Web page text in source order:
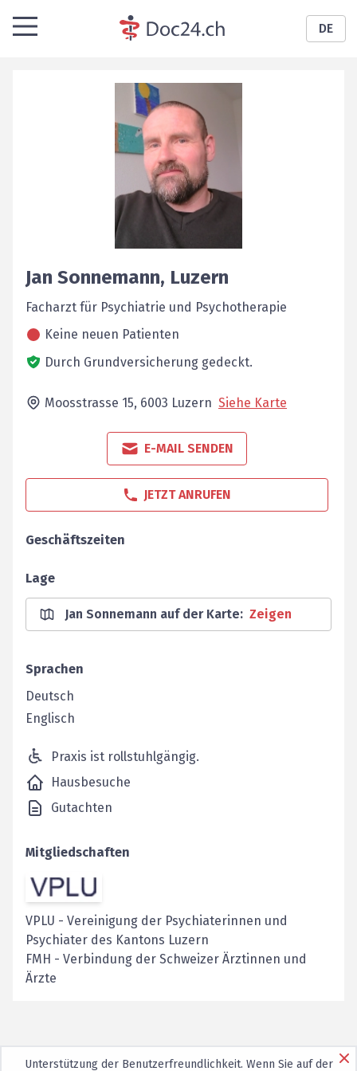
DE
Jan Sonnemann, Luzern
Facharzt für Psychiatrie und Psychotherapie
Keine neuen Patienten
Durch Grundversicherung gedeckt.
Moosstrasse 15, 6003 Luzern Siehe Karte
E-MAIL SENDEN
JETZT ANRUFEN
Geschäftszeiten
Lage
Jan Sonnemann auf der Karte: Zeigen
Sprachen
Deutsch
Englisch
Praxis ist rollstuhlgängig.
Hausbesuche
Gutachten
Mitgliedschaften
VPLU - Vereinigung der Psychiaterinnen und
Psychiater des Kantons Luzern
FMH - Verbindung der Schweizer Ärztinnen und
Ärzte
Unterstützung der Benutzerfreundlichkeit. Wenn Sie auf der